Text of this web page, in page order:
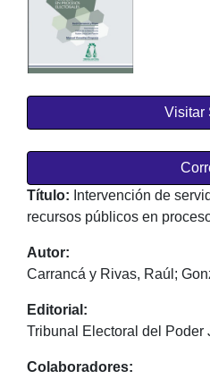
Visitar
Título: Intervención de
recursos públicos en
Autor:
Carrancá y Rivas, Raúl;
Editorial:
Tribunal Electoral del Poder
Colaboradores: